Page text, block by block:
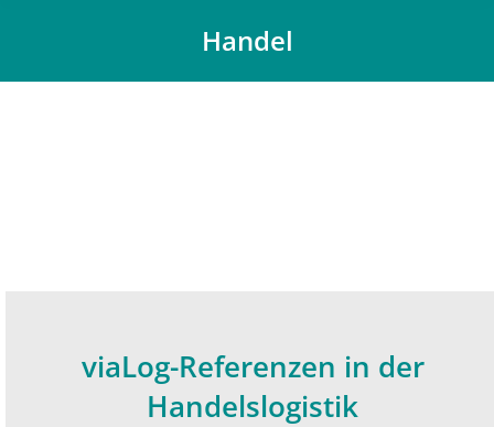
Handel
viaLog-Referenzen in der
Handelslogistik